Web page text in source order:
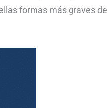
formas más graves de